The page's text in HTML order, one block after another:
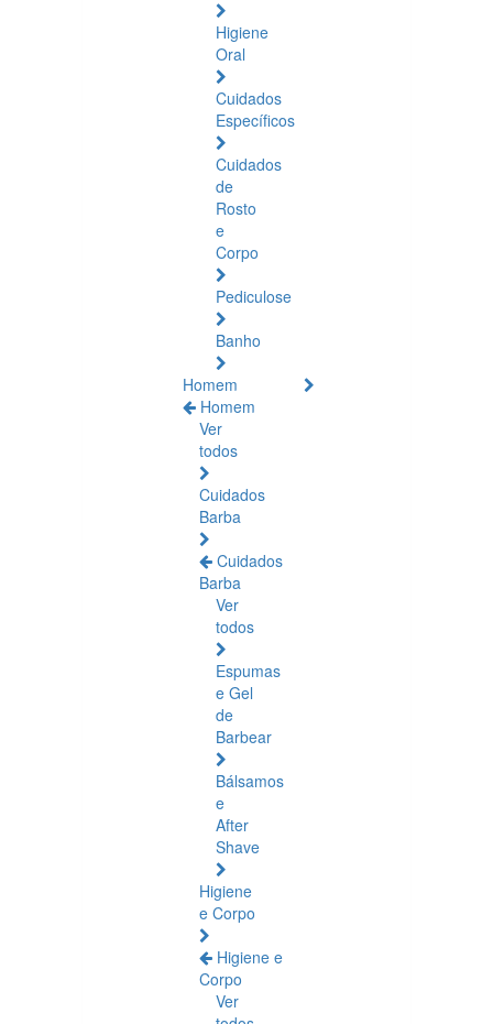
Higiene
Oral
Cuidados
Específicos
Cuidados
de
Rosto
e
Corpo
Pediculose
Banho
Homem
Homem
Ver
todos
Cuidados
Barba
Cuidados
Barba
Ver
todos
Espumas
e Gel
de
Barbear
Bálsamos
e
After
Shave
Higiene
e Corpo
Higiene e
Corpo
Ver